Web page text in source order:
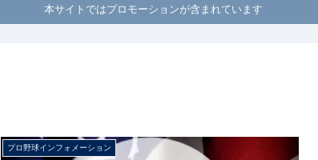
本サイトではプロモーションが含まれています
プロ野球インフォメーション